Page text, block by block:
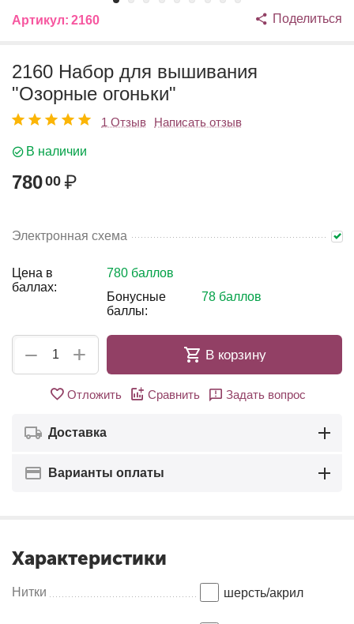
Артикул: 2160 Поделиться
2160 Набор для вышивания
"Озорные огоньки"
1 Отзыв Написать отзыв
В наличии
78000 ₽
Электронная схема
Цена в
баллах:
780 баллов
Бонусные
баллы:
78 баллов
+
− В корзину
Отложить Сравнить Задать вопрос
Доставка
Варианты оплаты
Характеристики
Нитки шерсть/акрил